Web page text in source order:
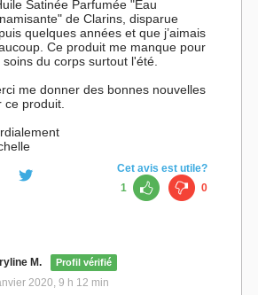
Satinée Parfumée "Eau
de Clarins, disparue
quelques années et que j’aimais
Ce produit me manque pour
soins du corps surtout l'été.
me donner des bonnes nouvelles
ce produit.
Cet avis est utile?
1
0
M. Profil vérifié
2020, 9 h 12 min